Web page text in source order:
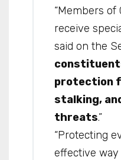
“Members
receive
said on the
protection
stalking,
threats.”
“Protecting
effective way